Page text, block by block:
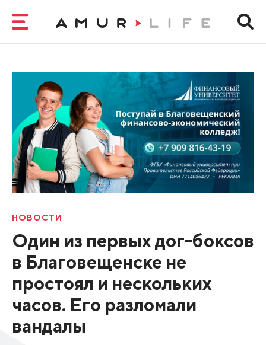
НОВОСТИ
Один из первых дог-боксов
в Благовещенске не
простоял и нескольких
часов. Его разломали
вандалы